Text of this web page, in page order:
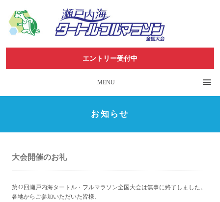
エントリー受付中
MENU
お知らせ
大会開催のお礼
第42回瀬戸内海タートル・フルマラソン全国大会は無事に終了しました。
各地からご参加いただいた皆様、